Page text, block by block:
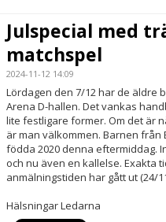
TRUPPEN
BILDGALLERI
KONTAKT
Julspecial med
matchspel
2024-11-12 14:09
Lördagen den 7/12 har de äldre
Arena D-hallen. Det vankas
lite festligare former. Om det är
är man välkommen. Barnen
födda 2020 denna eftermiddag.
och nu även en kallelse. Exakta
anmälningstiden har gått ut (24/
Hälsningar Ledarna